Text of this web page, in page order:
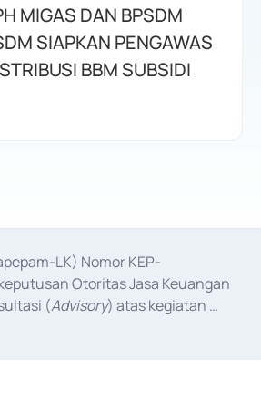
MIGAS DAN BPSDM
SIAPKAN PENGAWAS
BBM SUBSIDI
LK) Nomor KEP-
Otoritas Jasa Keuangan
(Advisory) atas kegiatan